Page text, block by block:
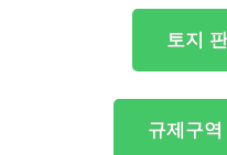
토지
규제구역